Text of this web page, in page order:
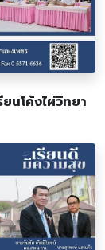
นโค้งไผ่วิทยา